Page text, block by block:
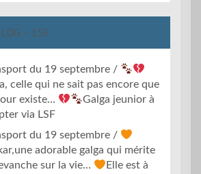
– LSF
du 19 septembre /
celle qui ne sait pas encore que
existe…
Galga jeunior à
via LSF
du 19 septembre /
adorable galga qui mérite
sur la vie…
Elle est à